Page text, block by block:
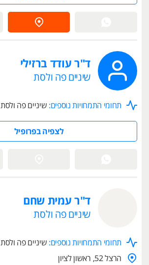
ד"ר עודד ברזילי
שיניים פה ולסת
תחומי התמחויות נוספים: שיניים פה ולסת
לצפיה בפרופיל
ד"ר עמית שחם
שיניים פה ולסת
תחומי התמחויות נוספים: שיניים פה ולסת
הרצל 52, ראשון לציון